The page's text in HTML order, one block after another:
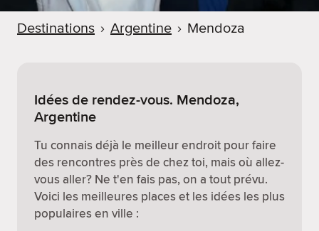
Destinations › Argentine › Mendoza
Idées de rendez-vous. Mendoza,
Argentine
Tu connais déjà le meilleur endroit pour faire
des rencontres près de chez toi, mais où allez-
vous aller? Ne t'en fais pas, on a tout prévu.
Voici les meilleures places et les idées les plus
populaires en ville :